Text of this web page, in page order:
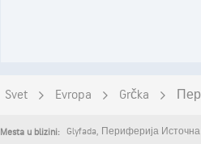
Svet Evropa Grčka
Mesta u blizini: Glyfada, Периферија Источна